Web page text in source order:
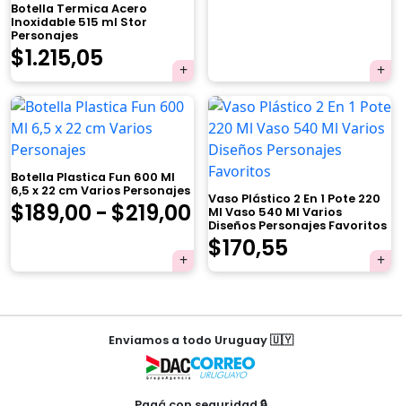
Botella Termica Acero
Inoxidable 515 ml Stor
Personajes
El
precio
original
era:
$1.279,00.
$1.215,05
precio
actual
$1.215,05.
Botella Plastica Fun 600 Ml
6,5 x 22 cm Varios Personajes
$189,00 - $219,00 Rango
de
precios:
desde
$189,00
hasta
Vaso Plástico 2 En 1 Pote 220
Ml Vaso 540 Ml Varios
Diseños Personajes Favoritos
El
precio
original
era:
$179,00.
$170,55
precio
actual
es:
NavegaciónEnviamos a todo Uruguay 🇺🇾
×
Tu carrito está vacío.
Agregá un producto y aparecerá acá